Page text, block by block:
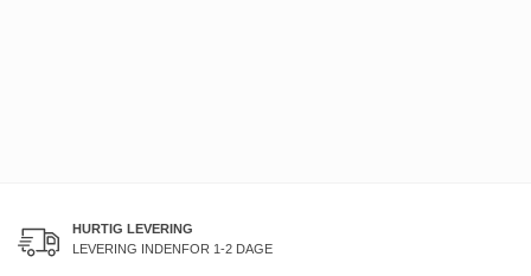
HURTIG LEVERING
LEVERING INDENFOR 1-2 DAGE